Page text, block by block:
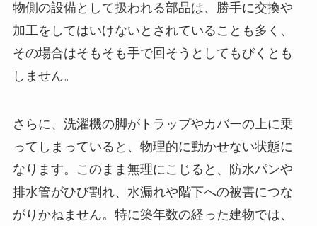
物側の設備として扱われる部品は、勝手に交換や
加工をしてはいけないとされていることも多く、
その場合はそもそも手で回そうとしてもびくとも
しません。
さらに、洗濯機の脚がトラップやカバーの上に乗
ってしまっていると、物理的に動かせない状態に
なります。このまま無理にこじると、防水パンや
排水管がひび割れ、水漏れや階下への被害につな
がりかねません。特に築年数の経った建物では、